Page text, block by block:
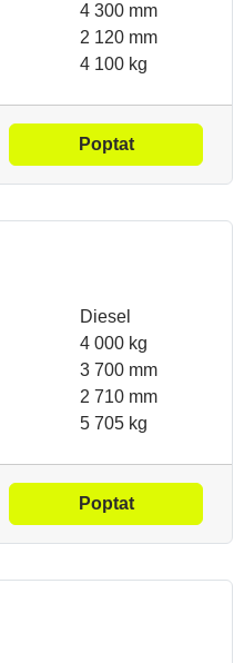
4 300 mm
2 120 mm
4 100 kg
Poptat
Diesel
4 000 kg
3 700 mm
2 710 mm
5 705 kg
Poptat